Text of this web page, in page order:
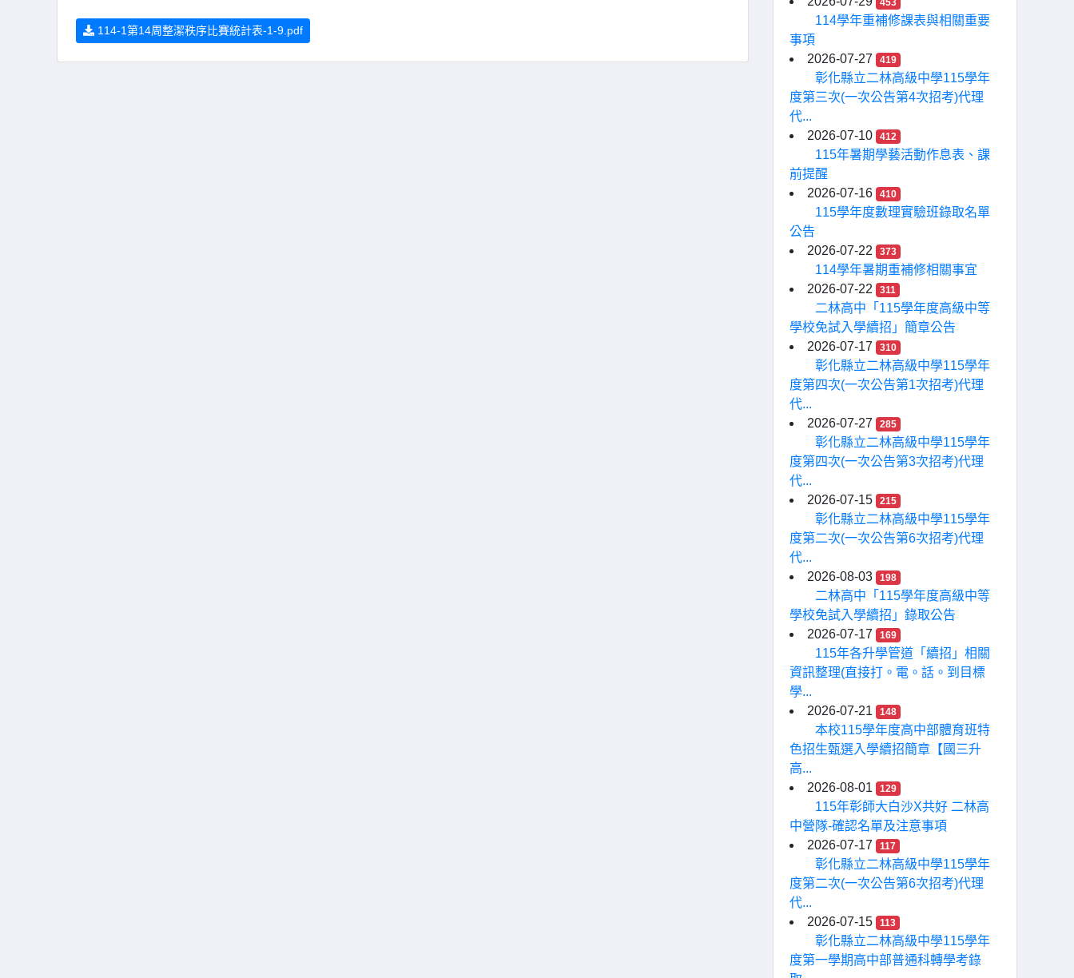
114-1第14周整潔秩序比賽統計表-1-9.pdf
453
114學年重補修課表與相關重要
事項
2026-07-27
419
彰化縣立二林高級中學115學年
度第三次(一次公告第4次招考)代理
代...
2026-07-10
412
115年暑期學藝活動作息表、課
前提醒
2026-07-16
410
115學年度數理實驗班錄取名單
公告
2026-07-22
373
114學年暑期重補修相關事宜
2026-07-22
311
二林高中「115學年度高級中等
學校免試入學續招」簡章公告
2026-07-17
310
彰化縣立二林高級中學115學年
度第四次(一次公告第1次招考)代理
代...
2026-07-27
285
彰化縣立二林高級中學115學年
度第四次(一次公告第3次招考)代理
代...
2026-07-15
215
彰化縣立二林高級中學115學年
度第二次(一次公告第6次招考)代理
代...
2026-08-03
198
二林高中「115學年度高級中等
學校免試入學續招」錄取公告
2026-07-17
169
115年各升學管道「續招」相關
資訊整理(直接打。電。話。到目標
學...
2026-07-21
148
本校115學年度高中部體育班特
色招生甄選入學續招簡章【國三升
高...
2026-08-01
129
115年彰師大白沙X共好 二林高
中營隊-確認名單及注意事項
2026-07-17
117
彰化縣立二林高級中學115學年
度第二次(一次公告第6次招考)代理
代...
2026-07-15
113
彰化縣立二林高級中學115學年
度第一學期高中部普通科轉學考錄